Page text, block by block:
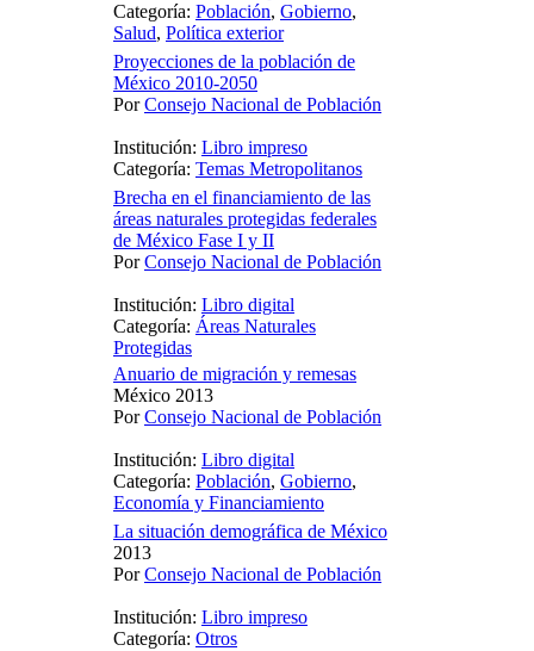
Categoría: Población, Gobierno,
Salud, Política exterior
Proyecciones de la población de
México 2010-2050
PorConsejo Nacional de Población
Institución: Libro impreso
Categoría: Temas Metropolitanos
Brecha en el financiamiento de las
áreas naturales protegidas federales
de México Fase I y II
PorConsejo Nacional de Población
Institución: Libro digital
Categoría: Áreas Naturales
Protegidas
Anuario de migración y remesas
México 2013
PorConsejo Nacional de Población
Institución: Libro digital
Categoría: Población, Gobierno,
Economía y Financiamiento
La situación demográfica de México
2013
PorConsejo Nacional de Población
Institución: Libro impreso
Categoría: Otros